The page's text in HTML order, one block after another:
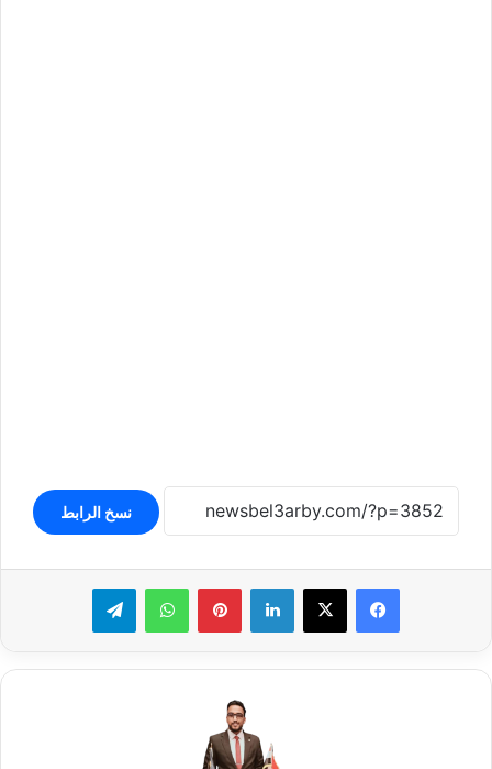
نسخ الرابط
لينكدإن بينتيريستواتساب تيلقرام